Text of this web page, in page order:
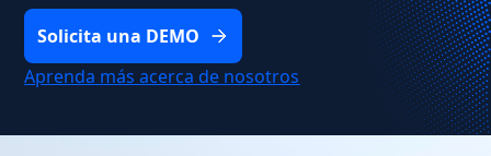
Solicita una DEMO
Aprenda más acerca de nosotros